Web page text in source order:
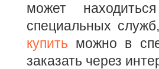
может
специальных
купить можно в
заказать через